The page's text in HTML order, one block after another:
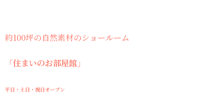
約100坪の自然素材のショールーム
「住まいのお部屋館」
平日・土日・祝日オープン